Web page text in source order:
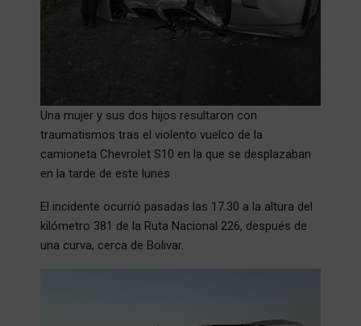
Una mujer y sus dos hijos resultaron con
traumatismos tras el violento vuelco de la
camioneta Chevrolet S10 en la que se desplazaban
en la tarde de este lunes.
El incidente ocurrió pasadas las 17.30 a la altura del
kilómetro 381 de la Ruta Nacional 226, después de
una curva, cerca de Bolivar.